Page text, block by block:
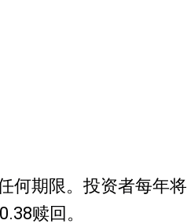
何期限。投资者每年将
赎回。